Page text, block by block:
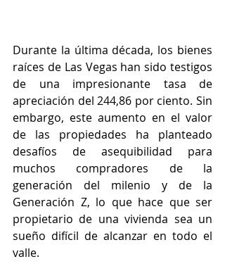
Durante la última década, los bienes
raíces de Las Vegas han sido testigos
de una impresionante tasa de
apreciación del 244,86 por ciento. Sin
embargo, este aumento en el valor
de las propiedades ha planteado
desafíos de asequibilidad para
muchos compradores de la
generación del milenio y de la
Generación Z, lo que hace que ser
propietario de una vivienda sea un
sueño difícil de alcanzar en todo el
valle.